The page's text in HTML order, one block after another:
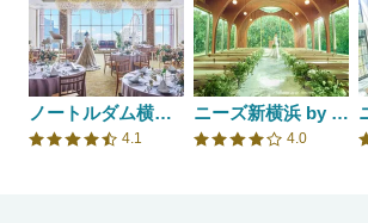
ノートルダム横浜みなとみらい/FIVESTAR WEDDING
口コミ評価
4.1
ニーズ新横浜 by T&G WEDDING(旧 アクアテラス迎賓館 新横浜)
口コミ評価
4.0